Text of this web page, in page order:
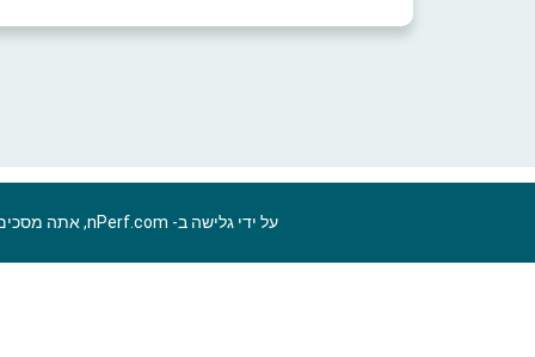
על ידי גלישה ב- nPerf.com, אתה מסכים ל